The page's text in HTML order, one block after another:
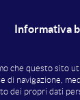
per
nicchie.